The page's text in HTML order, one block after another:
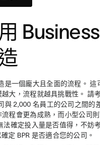
是一個龐大且全面的流程。 這
大，流程就越具挑戰性。 請
與 2,000 名員工的公司之間的
程會更為成熟，而小型公司
法確定投入量是否值得，不妨
定 BPR 是否適合您的公司。